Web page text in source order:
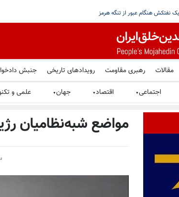
گزارش وقوع دو انفجار در نزدیکی یک هرگز نباید به سلاح هسته‌یی
مقالات رهبری مقاومت رویدادهای تاریخی جنبش
اجتماعی▼ اقتصاد▼ جهان▼ علمی و
مواضع شبه‌نظامیان